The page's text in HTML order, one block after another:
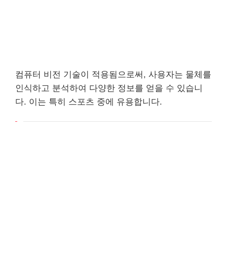
컴퓨터 비전 기술이 적용됨으로써, 사용자는 물체를
인식하고 분석하여 다양한 정보를 얻을 수 있습니
다. 이는 특히 스포츠 중에 유용합니다.